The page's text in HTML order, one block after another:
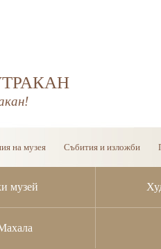
музей
на музея Събития и изложби